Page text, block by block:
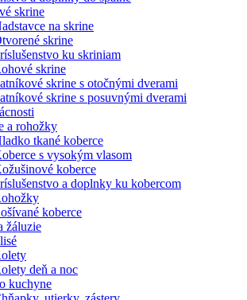
skrine
na skrine
skrine
ku skriniam
skrine
skrine s otočnými dverami
skrine s posuvnými dverami
a rohožky
tkané koberce
s vysokým vlasom
koberce
a doplnky ku kobercom
koberce
žáluzie
deň a noc
kuchyne